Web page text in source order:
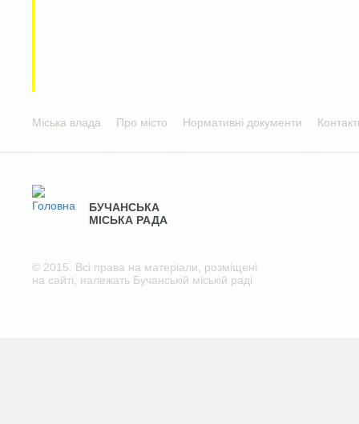
Міська влада Про місто Нормативні документи
БУЧАНСЬКА
МІСЬКА РАДА
© 2015. Всі права на матеріали, розміщені
на сайті, належать Бучанській міській раді